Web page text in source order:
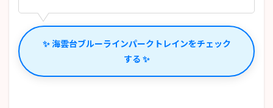
✨ 海雲台ブルーラインパークトレインをチェック
する ✨